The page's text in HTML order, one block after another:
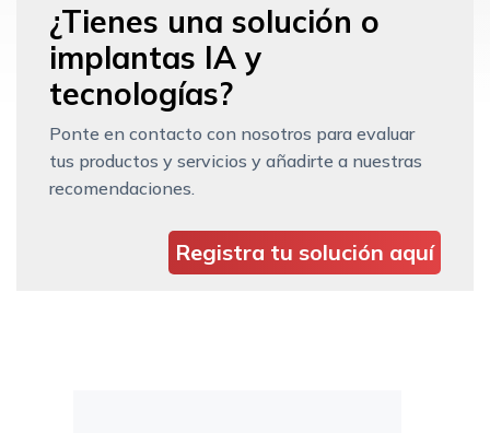
¿Tienes una solución o
implantas IA y
tecnologías?
Ponte en contacto con nosotros para evaluar
tus productos y servicios y añadirte a nuestras
recomendaciones.
Registra tu solución aquí